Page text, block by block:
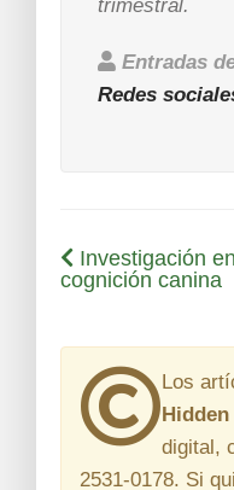
trimestral.
Entradas
Redes
Investigación en
cognición canina
Los
digital,
2531-0178. Si